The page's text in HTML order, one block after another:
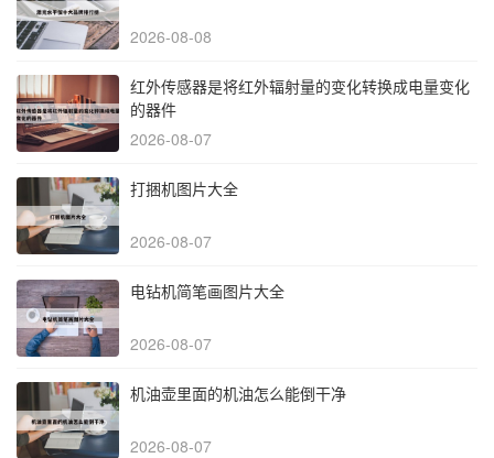
2026-08-08
红外传感器是将红外辐射量的变化转换成电量变化
的器件
2026-08-07
打捆机图片大全
2026-08-07
电钻机简笔画图片大全
2026-08-07
机油壶里面的机油怎么能倒干净
2026-08-07